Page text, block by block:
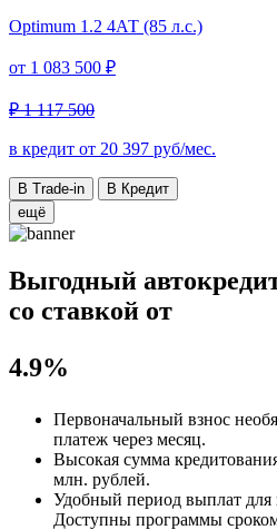
Optimum 1.2 4АТ (85 л.с.)
от 1 083 500 ₽
₽ 1 117 500
в кредит от 20 397 руб/мес.
В Trade-in
В Кредит
ещё
Выгодный
со ставкой от
4.9%
Первоначальный взнос
платеж через месяц.
Высокая сумма
млн. рублей.
Удобный период выплат
Доступны программы